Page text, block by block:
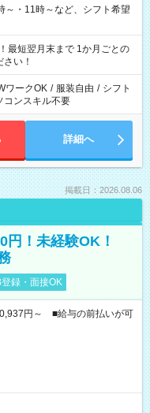
・11時～など、シフト希望
最短翌月末まで 1か月ごとの
い！
ワークOK / 服装自由 / シフト
コンスキル不要
詳細へ
掲載日：2026.08.06
円！未経験OK！
録・面接OK
円～ ■給与の前払いが可